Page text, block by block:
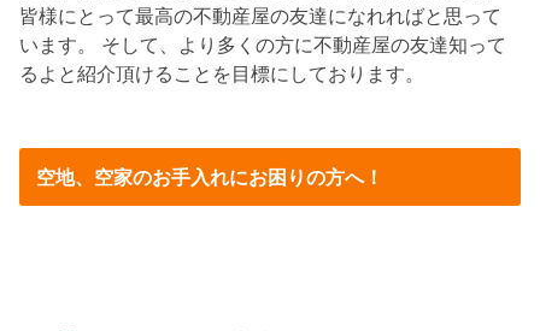
皆様にとって最高の不動産屋の友達になれればと思って
います。 そして、より多くの方に不動産屋の友達知って
るよと紹介頂けることを目標にしております。
空地、空家のお手入れにお困りの方へ！